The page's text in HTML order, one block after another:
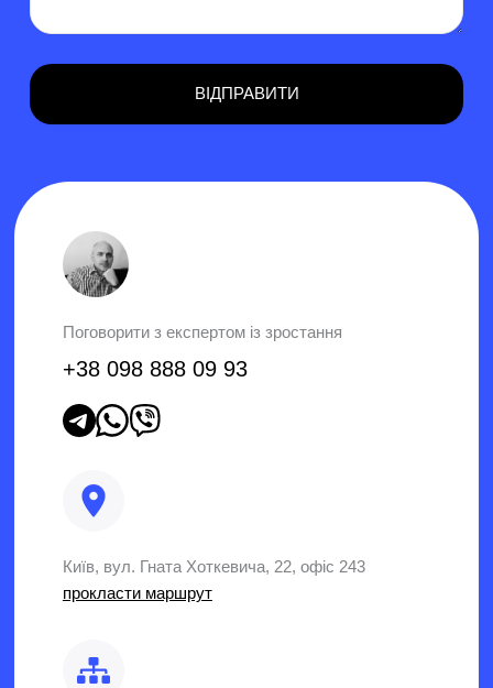
Поговорити з експертом із зростання
+38 098 888 09 93
Київ, вул. Гната Хоткевича, 22, офіс 243
прокласти маршрут